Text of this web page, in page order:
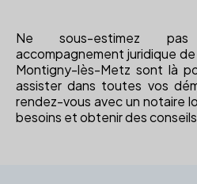
Ne sous-estimez
accompagnement juridique
Montigny-lès-Metz sont là
assister dans toutes vos
rendez-vous avec un notaire
besoins et obtenir des